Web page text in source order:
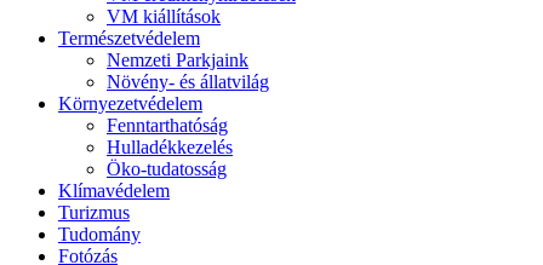
VM kiállítások
Természetvédelem
Nemzeti Parkjaink
Növény- és állatvilág
Környezetvédelem
Fenntarthatóság
Hulladékkezelés
Öko-tudatosság
Klímavédelem
Turizmus
Tudomány
Fotózás